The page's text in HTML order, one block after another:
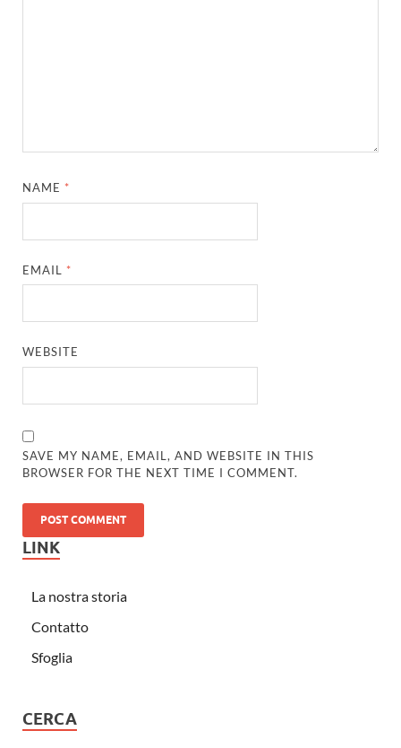
NAME *
EMAIL *
WEBSITE
SAVE MY NAME, EMAIL, AND WEBSITE IN THIS
BROWSER FOR THE NEXT TIME I COMMENT.
LINK
La nostra storia
Contatto
Sfoglia
CERCA